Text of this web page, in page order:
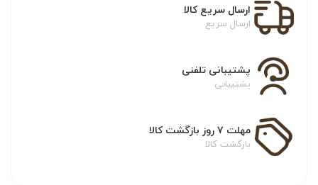
ارسال سریع کالا
ارسال سریع
پشتیبانی تلفنی
پشتیبانی
مهلت ۷ روز بازگشت کالا
بازگشت کالا